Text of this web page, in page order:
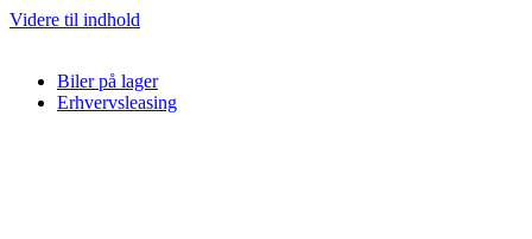
Videre til indhold
Biler på lager
Erhvervsleasing